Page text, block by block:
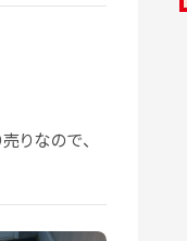
りなので、